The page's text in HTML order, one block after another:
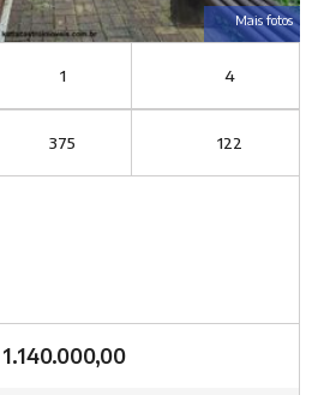
Mais fotos
1 4
375 122
1.140.000,00